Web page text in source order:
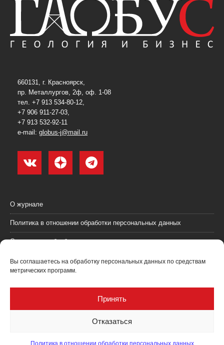
Вы соглашаетесь на обработку персональных данных по средствам
метрических программ.
Принять
Отказаться
Политика в отношении обработки персональных данных
660131, г. Красноярск,
пр. Металлургов, 2ф, оф. 1-08
тел. +7 913 534-80-12,
+7 906 911-27-03,
+7 913 532-92-11
e-mail: globus-j@mail.ru
О журнале
Политика в отношении обработки персональных данных
Согласие на обработку персональных данных
Пользовательское соглашение (оферта)